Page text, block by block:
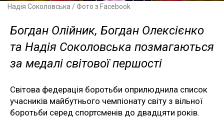
Надія Соколовська / Фото з Facebook
Богдан Олійник, Богдан Олексієнко
та Надія Соколовська позмагаються
за медалі світової першості
Світова федерація боротьби оприлюднила список
учасників майбутнього чемпіонату світу з вільної
боротьби серед спортсменів до двадцяти років.